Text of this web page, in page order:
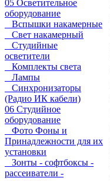
05 Осветительное
оборудование
Вспышки накамерные
Свет накамерный
Студийные
осветители
Комплекты света
Лампы
Синхронизаторы
(Радио ИК кабели)
06 Студийное
оборудование
Фото Фоны и
Принадлежности для их
установки
Зонты - софтбоксы -
рассеиватели -